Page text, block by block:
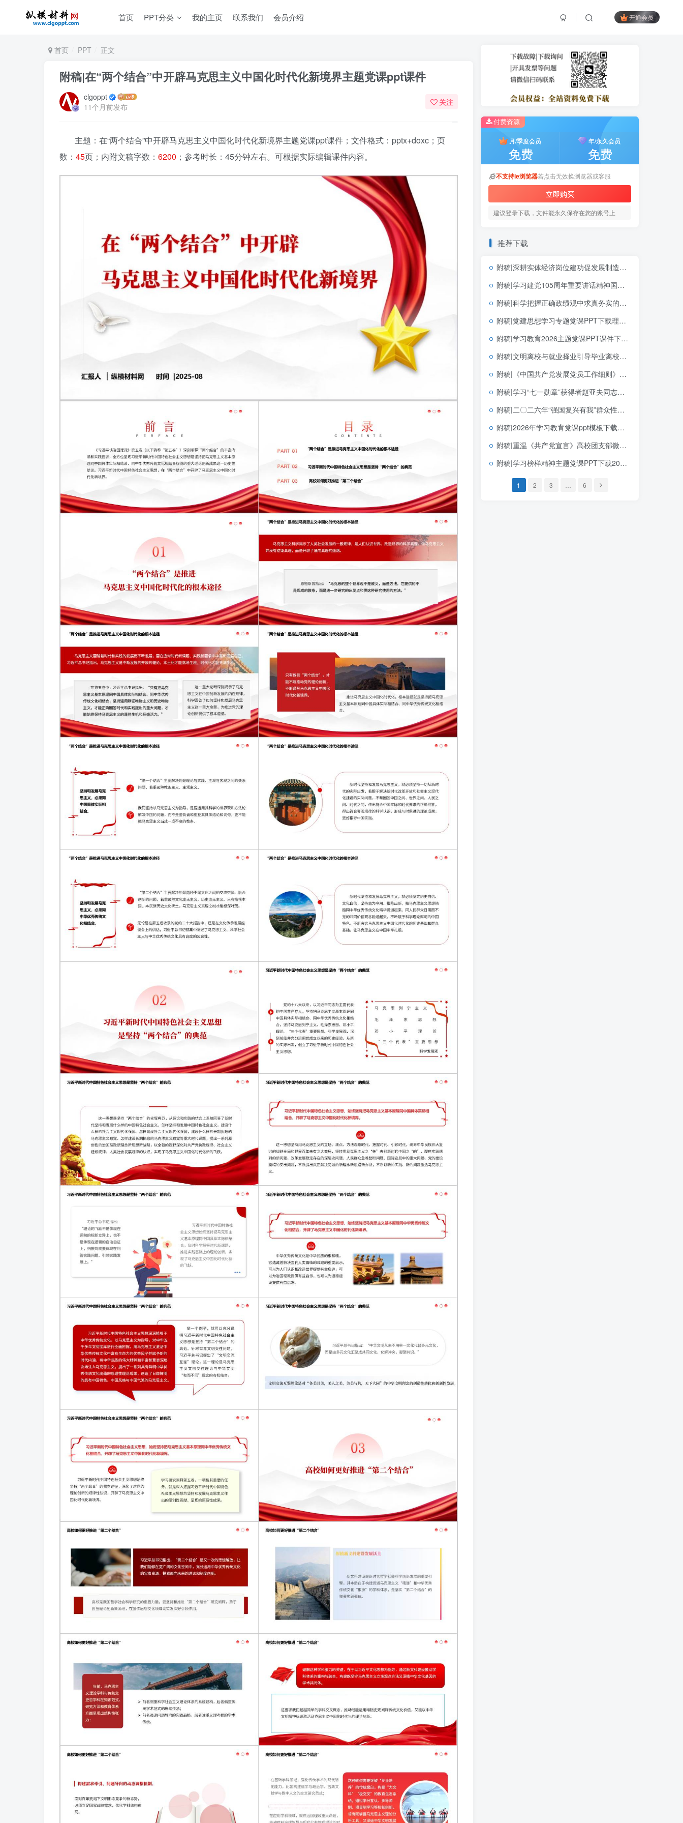
首页 PPT分类 我的主页 联系我们 会员介绍 开通会员
首页 PPT 正文
附稿|在“两个结合”中开辟马克思主义中国化时代化新境界主题党课ppt课件
clgoppt
11个月前发布
关注
主题：在“两个结合”中开辟马克思主义中国化时代化新境界主题党课ppt课件 ；文件格式：pptx+doxc；页
数： 45页；内附文稿字数： 6200 ；参考时长：45分钟左右。可根据实际编辑课件内容。
付费资源
月/季度会员
免费
年/永久会员
免费
不支持ie浏览器若点击无效换浏览器或客服
立即购买
建议登录下载，文件能永久保存在您的账号上
推荐下载
附稿|深耕实体经济岗位建功促发展制造业企业青年员工团课宣讲含完整文稿PPT下载
附稿|学习建党105周年重要讲话精神国企党支部党课PPT课件下载
附稿|科学把握正确政绩观中求真务实的实践指向学习教育简约大气机关思政PPT素材下载
附稿|党建思想学习专题党课PPT下载理解和把握好“十四个坚持”
附稿|学习教育2026主题党课PPT课件下载以正确政绩观抓好抓实党的建设
附稿|文明离校与就业择业引导毕业离校主题班会ppt模板
附稿|《中国共产党发展党员工作细则》解读2026年支部微党课ppt模板
附稿|学习“七一勋章”获得者赵亚夫同志先进事迹主题党课课件PPT模板
附稿|二〇二六年“强国复兴有我”群众性主题宣传教育活动青年教育PPT模板下载
附稿|2026年学习教育党课ppt模板下载重温《为人民服务》中的政绩观
附稿|重温《共产党宣言》高校团支部微型团课PPT下载
附稿|学习榜样精神主题党课PPT下载2026“七一勋章”的精神解码
1 2 3 6